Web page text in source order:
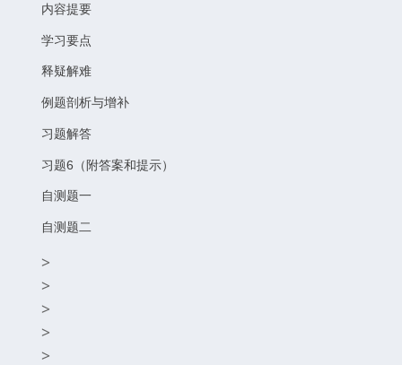
内容提要
学习要点
释疑解难
例题剖析与增补
习题解答
习题6（附答案和提示）
自测题一
自测题二
>
>
>
>
>